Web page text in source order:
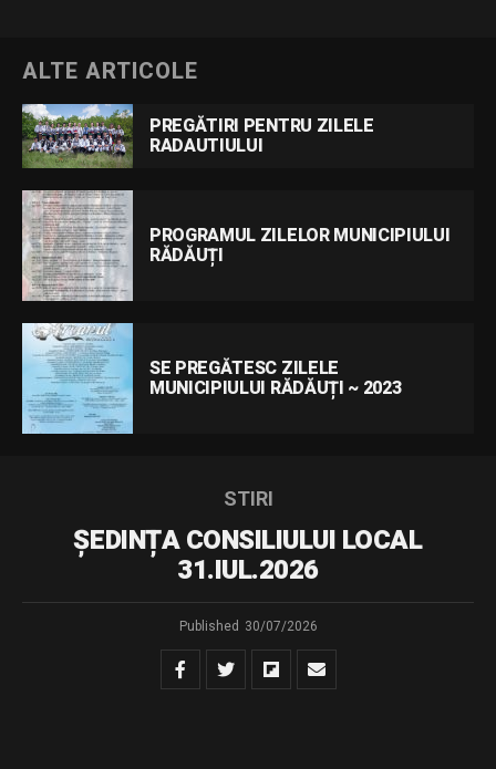
ALTE ARTICOLE
PREGĂTIRI PENTRU ZILELE
RADAUTIULUI
PROGRAMUL ZILELOR MUNICIPIULUI
RĂDĂUȚI
SE PREGĂTESC ZILELE
MUNICIPIULUI RĂDĂUȚI ~ 2023
STIRI
ȘEDINȚA CONSILIULUI LOCAL
31.IUL.2026
Published 30/07/2026